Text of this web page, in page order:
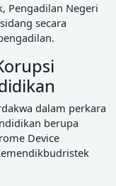
Pengadilan Negeri
secara
dalam perkara
berupa
Device